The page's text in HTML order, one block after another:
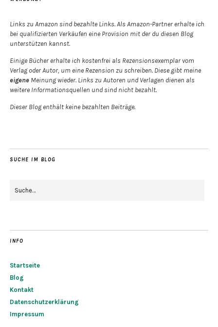
Links zu Amazon sind bezahlte Links. Als Amazon-Partner erhalte ich
bei qualifizierten Verkäufen eine Provision mit der du diesen Blog
unterstützen kannst.
Einige Bücher erhalte ich kostenfrei als Rezensionsexemplar vom
Verlag oder Autor, um eine Rezension zu schreiben. Diese gibt meine
eigene Meinung wieder. Links zu Autoren und Verlagen dienen als
weitere Informationsquellen und sind nicht bezahlt.
Dieser Blog enthält keine bezahlten Beiträge.
SUCHE IM BLOG
INFO
Startseite
Blog
Kontakt
Datenschutzerklärung
Impressum